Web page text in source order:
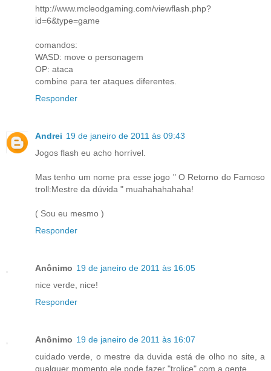
http://www.mcleodgaming.com/viewflash.php?
id=6&type=game
comandos:
WASD: move o personagem
OP: ataca
combine para ter ataques diferentes.
Responder
Andrei 19 de janeiro de 2011 às 09:43
Jogos flash eu acho horrível.
Mas tenho um nome pra esse jogo " O Retorno do Famoso
troll:Mestre da dúvida " muahahahahaha!
( Sou eu mesmo )
Responder
Anônimo 19 de janeiro de 2011 às 16:05
nice verde, nice!
Responder
Anônimo 19 de janeiro de 2011 às 16:07
cuidado verde, o mestre da duvida está de olho no site, a
qualquer momento ele pode fazer "trolice" com a gente.